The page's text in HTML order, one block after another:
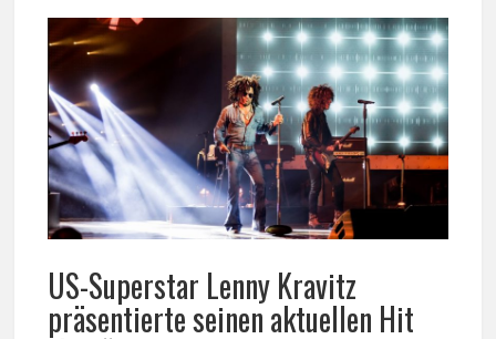
US-Superstar Lenny Kravitz
präsentierte seinen aktuellen Hit